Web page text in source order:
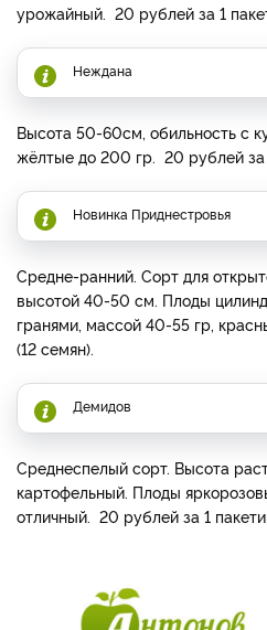
урожайный. 20 рублей за 1
Неждана
Высота 50-60см, обильность с
жёлтые до 200 гр. 20 рублей за
Новинка Приднестровья
Средне-ранний. Сорт для
высотой 40-50 см. Плоды
гранями, массой 40-55 гр,
(12 семян).
Демидов
Среднеспелый сорт. Высота
картофельный. Плоды
отличный. 20 рублей за 1